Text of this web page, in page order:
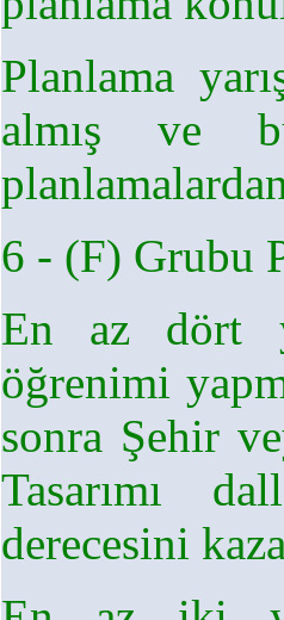
Planlama
almış ve
6 - (F) Grubu
En az dört
öğrenimi
sonra Şehir
Tasarımı
derecesini